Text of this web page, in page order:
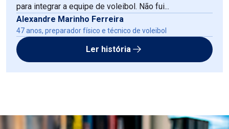
para integrar a equipe de voleibol. Não fui...
Alexandre Marinho Ferreira
47 anos, preparador físico e técnico de voleibol
Ler história